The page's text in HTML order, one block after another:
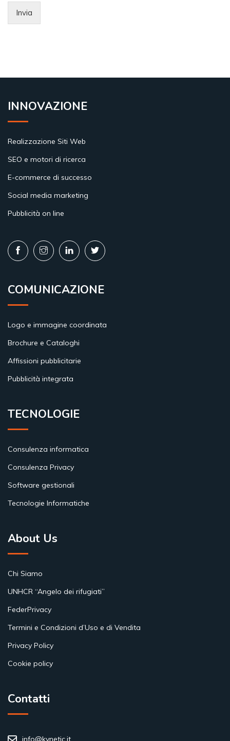
Invia
INNOVAZIONE
Realizzazione Siti Web
SEO e motori di ricerca
E-commerce di successo
Social media marketing
Pubblicità on line
COMUNICAZIONE
Logo e immagine coordinata
Brochure e Cataloghi
Affissioni pubblicitarie
Pubblicità integrata
TECNOLOGIE
Consulenza informatica
Consulenza Privacy
Software gestionali
Tecnologie Informatiche
About Us
Chi Siamo
UNHCR “Angelo dei rifugiati”
FederPrivacy
Termini e Condizioni d’Uso e di Vendita
Privacy Policy
Cookie policy
Contatti
info@kynetic.it